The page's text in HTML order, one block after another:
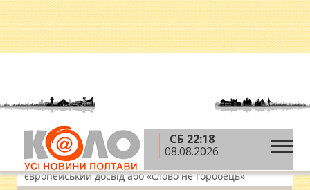
СБ 22:18
08.08.2026
Головна » Блоги » Олег Пустовгар
»Субсидування друкованих медіа: світова практика і
європейський досвід або «слово не горобець»